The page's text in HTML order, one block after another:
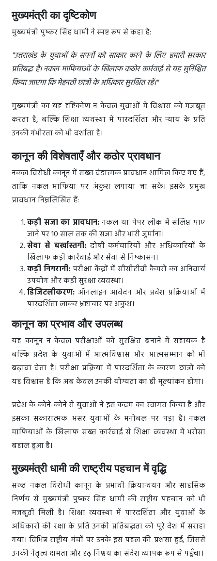
मुख्यमंत्री का दृष्टिकोण
मुख्यमंत्री पुष्कर सिंह धामी ने स्पष्ट रूप से कहा है:
"उत्तराखंड के युवाओं के सपनों को साकार करने के लिए हमारी सरकार
प्रतिबद्ध है। नकल माफियाओं के खिलाफ कठोर कार्रवाई से यह सुनिश्चित
किया जाएगा कि मेहनती छात्रों के अधिकार सुरक्षित रहें।"
मुख्यमंत्री का यह दृष्टिकोण न केवल युवाओं में विश्वास को मजबूत
करता है, बल्कि शिक्षा व्यवस्था में पारदर्शिता और न्याय के प्रति
उनकी गंभीरता को भी दर्शाता है।
कानून की विशेषताएँ और कठोर प्रावधान
नकल विरोधी कानून में सख्त दंडात्मक प्रावधान शामिल किए गए हैं,
ताकि नकल माफिया पर अंकुश लगाया जा सके। इसके प्रमुख
प्रावधान निम्नलिखित हैं:
कड़ी सजा का प्रावधान:नकल या पेपर लीक में संलिप्त पाए
जाने पर 10 साल तक की सजा और भारी जुर्माना।
सेवा से बर्खास्तगी:दोषी कर्मचारियों और अधिकारियों के
खिलाफ कड़ी कार्रवाई और सेवा से निष्कासन।
कड़ी निगरानी:परीक्षा केंद्रों में सीसीटीवी कैमरों का अनिवार्य
उपयोग और कड़ी सुरक्षा व्यवस्था।
डिजिटलीकरण: ऑनलाइन आवेदन और प्रवेश प्रक्रियाओं में
पारदर्शिता लाकर भ्रष्टाचार पर अंकुश।
कानून का प्रभाव और उपलब्ध
यह कानून न केवल परीक्षाओं को सुरक्षित बनाने में सहायक है
बल्कि प्रदेश के युवाओं में आत्मविश्वास और आत्मसम्मान को भी
बढ़ावा देता है। परीक्षा प्रक्रिया में पारदर्शिता के कारण छात्रों को
यह विश्वास है कि अब केवल उनकी योग्यता का ही मूल्यांकन होगा।
प्रदेश के कोने-कोने से युवाओं ने इस कदम का स्वागत किया है और
इसका सकारात्मक असर युवाओं के मनोबल पर पड़ा है। नकल
माफियाओं के खिलाफ सख्त कार्रवाई से शिक्षा व्यवस्था में भरोसा
बहाल हुआ है।
मुख्यमंत्री धामी की राष्ट्रीय पहचान में वृद्धि
सख्त नकल विरोधी कानून के प्रभावी क्रियान्वयन और साहसिक
निर्णय से मुख्यमंत्री पुष्कर सिंह धामी की राष्ट्रीय पहचान को भी
मजबूती मिली है। शिक्षा व्यवस्था में पारदर्शिता और युवाओं के
अधिकारों की रक्षा के प्रति उनकी प्रतिबद्धता को पूरे देश में सराहा
गया। विभिन्न राष्ट्रीय मंचों पर उनके इस पहल की प्रशंसा हुई, जिससे
उनकी नेतृत्व क्षमता और दृढ़ निश्चय का संदेश व्यापक रूप से पहुँचा।